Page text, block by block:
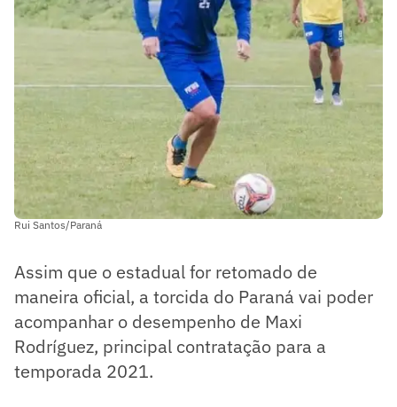
Rui Santos/Paraná
Assim que o estadual for retomado de
maneira oficial, a torcida do Paraná vai poder
acompanhar o desempenho de Maxi
Rodríguez, principal contratação para a
temporada 2021.